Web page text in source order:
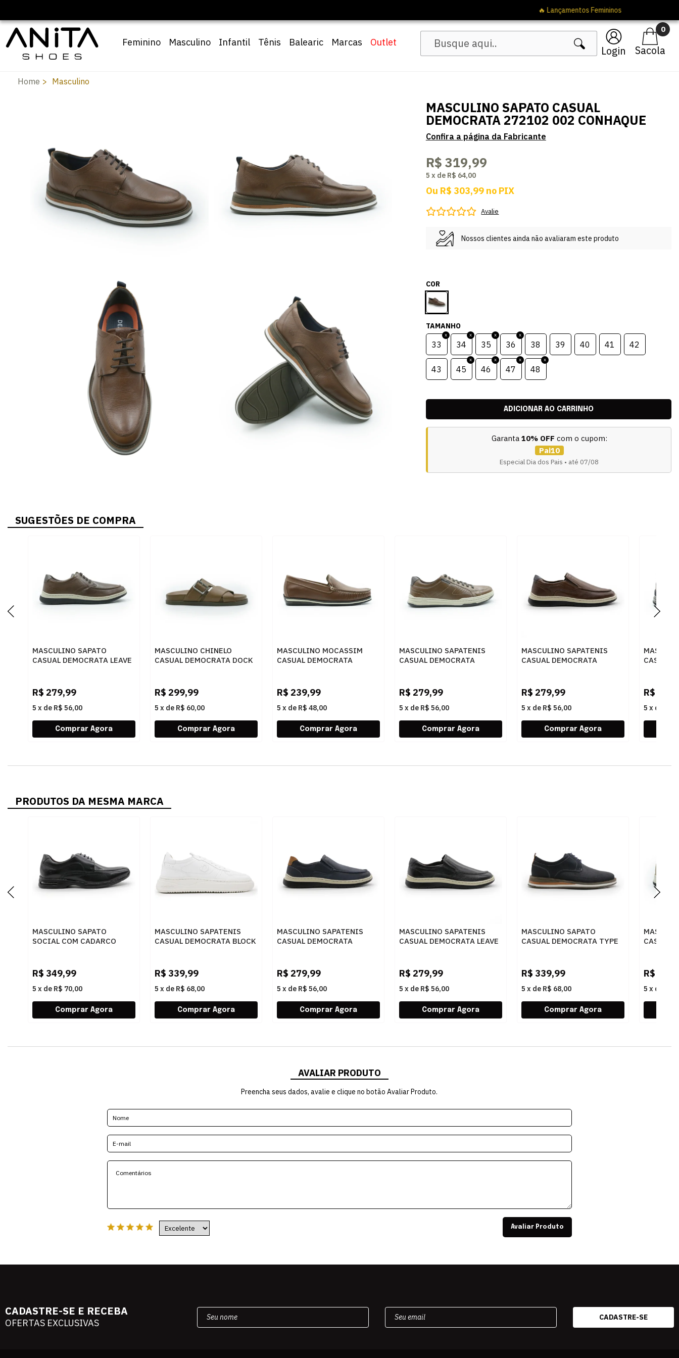
Login
0
Feminino Masculino Infantil Tênis Balearic Marcas Outlet
Home Masculino
MASCULINO SAPATO CASUAL
DEMOCRATA 272102 002 CONHAQUE
R$ 319,99
5 x de R$ 64,00
Ou R$ 303,99 no PIX
Avalie
Nossos clientes ainda não avaliaram este produto
COR
TAMANHO
33 34 35 36 38 39 40 41 42
43 45 46 47 48
Garanta 10% OFF com o cupom:
Pai10
Especial Dia dos Pais • até 07/08
SUGESTÕES DE COMPRA
MASCULINO SAPATO
CASUAL DEMOCRATA LEAVE
R$ 279,99
5 x de R$ 56,00
MASCULINO CHINELO
CASUAL DEMOCRATA DOCK
R$ 299,99
5 x de R$ 60,00
MASCULINO MOCASSIM
CASUAL DEMOCRATA
R$ 239,99
5 x de R$ 48,00
MASCULINO SAPATENIS
CASUAL DEMOCRATA
R$ 279,99
5 x de R$ 56,00
MASCULINO SAPATENIS
CASUAL DEMOCRATA
R$ 279,99
5 x de R$ 56,00
CASUAL
R$
5 x de
PRODUTOS DA MESMA MARCA
MASCULINO SAPATO
SOCIAL COM CADARCO
R$ 349,99
5 x de R$ 70,00
MASCULINO SAPATENIS
CASUAL DEMOCRATA BLOCK
R$ 339,99
5 x de R$ 68,00
MASCULINO SAPATENIS
CASUAL DEMOCRATA
R$ 279,99
5 x de R$ 56,00
MASCULINO SAPATENIS
CASUAL DEMOCRATA LEAVE
R$ 279,99
5 x de R$ 56,00
MASCULINO SAPATO
CASUAL DEMOCRATA TYPE
R$ 339,99
5 x de R$ 68,00
CASUAL
R$
5 x de
AVALIAR PRODUTO
Preencha seus dados, avalie e clique no botão Avaliar Produto.
Avaliar Produto
CADASTRE-SE E RECEBA
OFERTAS EXCLUSIVAS